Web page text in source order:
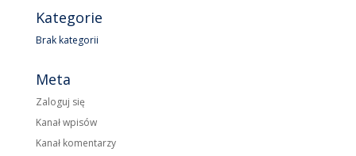
Kategorie
Brak kategorii
Meta
Zaloguj się
Kanał wpisów
Kanał komentarzy